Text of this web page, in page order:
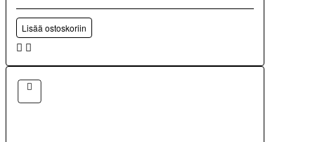
Lisää ostoskoriin